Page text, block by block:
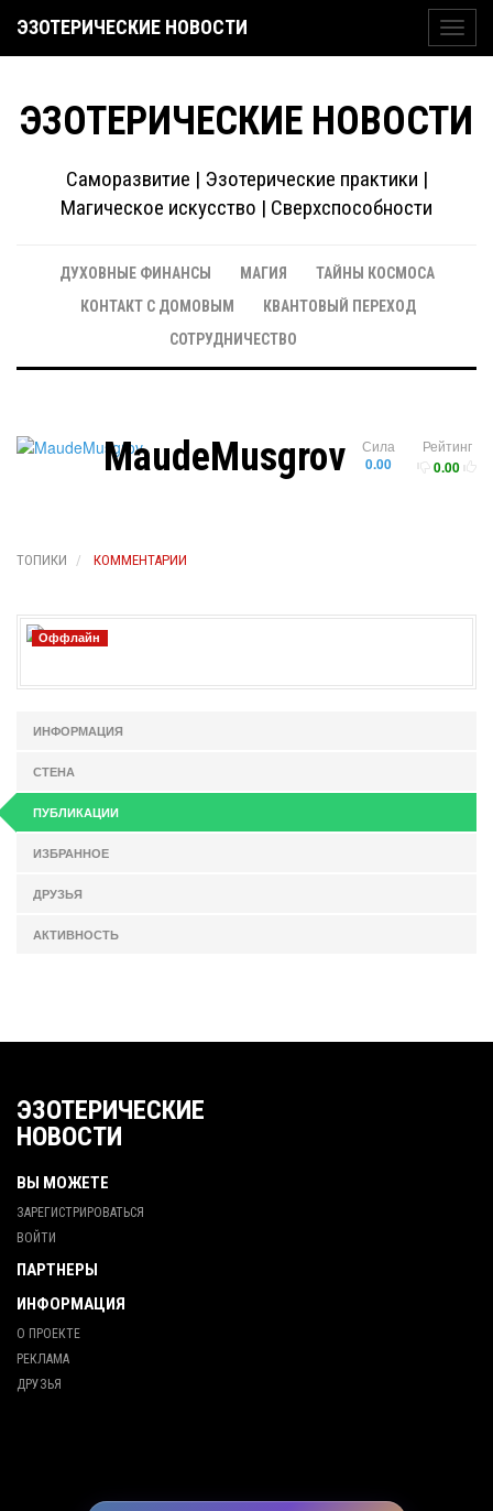
ЭЗОТЕРИЧЕСКИЕ НОВОСТИ
ЭЗОТЕРИЧЕСКИЕ НОВОСТИ
Саморазвитие | Эзотерические практики |
Магическое искусство | Сверхспособности
ДУХОВНЫЕ ФИНАНСЫ МАГИЯ
ТАЙНЫ КОСМОСА
КОНТАКТ С ДОМОВЫМ
КВАНТОВЫЙ ПЕРЕХОД
СОТРУДНИЧЕСТВО
Рейтинг
0.00
Сила
0.00
MaudeMusgrov
ТОПИКИ КОММЕНТАРИИ
Оффлайн
ИНФОРМАЦИЯ
СТЕНА
ПУБЛИКАЦИИ
ИЗБРАННОЕ
ДРУЗЬЯ
АКТИВНОСТЬ
ЭЗОТЕРИЧЕСКИЕ
НОВОСТИ
ВЫ МОЖЕТЕ
ЗАРЕГИСТРИРОВАТЬСЯ
ВОЙТИ
ПАРТНЕРЫ
ИНФОРМАЦИЯ
О ПРОЕКТЕ
РЕКЛАМА
ДРУЗЬЯ